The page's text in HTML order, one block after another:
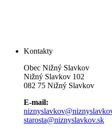
Kontakty
Obec Nižný Slavkov
Nižný Slavkov 102
082 75 Nižný Slavkov
E-mail:
starosta@niznyslavkov.sk